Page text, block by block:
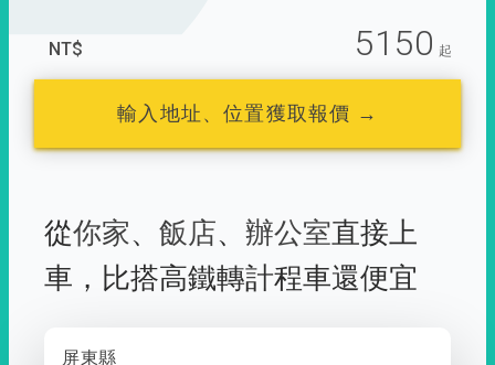
NT$ 5150 起
輸入地址、位置獲取報價 →
從你家、 飯店、 辦公室直接上
車， 比搭高鐵轉計程車還便宜
屏東縣